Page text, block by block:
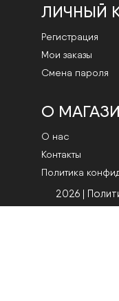
ЛИЧНЫЙ
Регистрация
Мои заказы
Смена пароля
О
О нас
Контакты
Политика
2026 |